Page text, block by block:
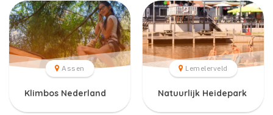
Assen
Klimbos Nederland
Lemelerveld
Natuurlijk Heidepark